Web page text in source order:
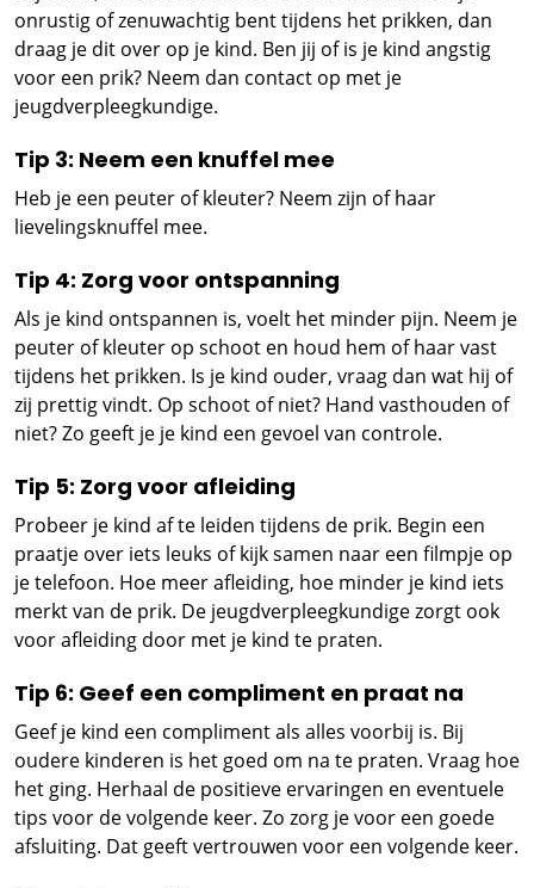
onrustig of zenuwachtig bent tijdens het prikken, dan
draag je dit over op je kind. Ben jij of is je kind angstig
voor een prik? Neem dan contact op met je
jeugdverpleegkundige.
Tip 3: Neem een knuffel mee
Heb je een peuter of kleuter? Neem zijn of haar
lievelingsknuffel mee.
Tip 4: Zorg voor ontspanning
Als je kind ontspannen is, voelt het minder pijn. Neem je
peuter of kleuter op schoot en houd hem of haar vast
tijdens het prikken. Is je kind ouder, vraag dan wat hij of
zij prettig vindt. Op schoot of niet? Hand vasthouden of
niet? Zo geeft je je kind een gevoel van controle.
Tip 5: Zorg voor afleiding
Probeer je kind af te leiden tijdens de prik. Begin een
praatje over iets leuks of kijk samen naar een filmpje op
je telefoon. Hoe meer afleiding, hoe minder je kind iets
merkt van de prik. De jeugdverpleegkundige zorgt ook
voor afleiding door met je kind te praten.
Tip 6: Geef een compliment en praat na
Geef je kind een compliment als alles voorbij is. Bij
oudere kinderen is het goed om na te praten. Vraag hoe
het ging. Herhaal de positieve ervaringen en eventuele
tips voor de volgende keer. Zo zorg je voor een goede
afsluiting. Dat geeft vertrouwen voor een volgende keer.